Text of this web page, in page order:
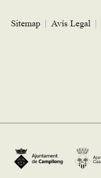
Sitemap Avís Legal